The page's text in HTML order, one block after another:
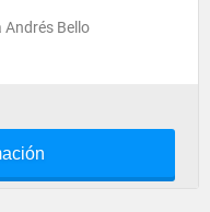
Andrés Bello